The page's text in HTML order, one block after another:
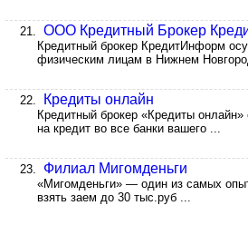
21. ООО Кредитный Брокер
Кредитный брокер КредитИнформ
физическим лицам в Нижнем
22. Кредиты онлайн
Кредитный брокер «Кредиты
на кредит во все банки вашего ...
23. Филиал Мигомденьги
«Мигомденьги» — один из самых
взять заем до 30 тыс.руб ...